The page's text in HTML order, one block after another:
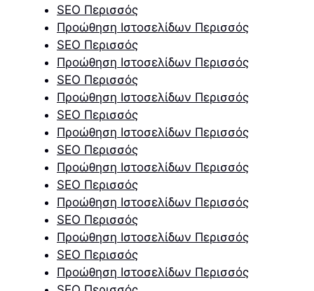
SEO Περισσός
Προώθηση Ιστοσελίδων Περισσός
SEO Περισσός
Προώθηση Ιστοσελίδων Περισσός
SEO Περισσός
Προώθηση Ιστοσελίδων Περισσός
SEO Περισσός
Προώθηση Ιστοσελίδων Περισσός
SEO Περισσός
Προώθηση Ιστοσελίδων Περισσός
SEO Περισσός
Προώθηση Ιστοσελίδων Περισσός
SEO Περισσός
Προώθηση Ιστοσελίδων Περισσός
SEO Περισσός
Προώθηση Ιστοσελίδων Περισσός